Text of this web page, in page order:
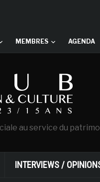
MEMBRES AGENDA
au service du
INTERVIEWS /